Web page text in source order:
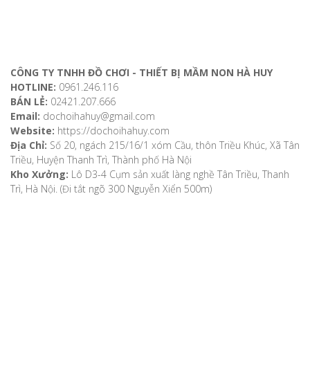
CÔNG TY TNHH ĐỒ CHƠI - THIẾT BỊ MẦM NON HÀ HUY
HOTLINE: 0961.246.116
BÁN LẺ: 02421.207.666
Email: dochoihahuy@gmail.com
Website: https://dochoihahuy.com
Địa Chỉ: Số 20, ngách 215/16/1 xóm Cầu, thôn Triều Khúc, Xã Tân
Triều, Huyện Thanh Trì, Thành phố Hà Nội
Kho Xưởng: Lô D3-4 Cụm sản xuất làng nghề Tân Triều, Thanh
Trì, Hà Nội. (Đi tắt ngõ 300 Nguyễn Xiển 500m)